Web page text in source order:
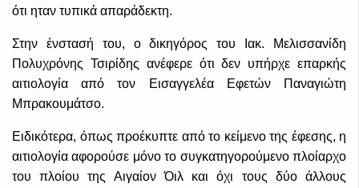
ότι ηταν τυπικά απαράδεκτη.
Στην ένστασή του, ο δικηγόρος του Ιακ. Μελισσανίδη
Πολυχρόνης Τσιρίδης ανέφερε ότι δεν υπήρχε επαρκής
αιτιολογία από τον Εισαγγελέα Εφετών Παναγιώτη
Μπρακουμάτσο.
Ειδικότερα, όπως προέκυπτε από το κείμενο της έφεσης, η
αιτιολογία αφορούσε μόνο το συγκατηγορούμενο πλοίαρχο
του πλοίου της Αιγαίον Όιλ και όχι τους δύο άλλους